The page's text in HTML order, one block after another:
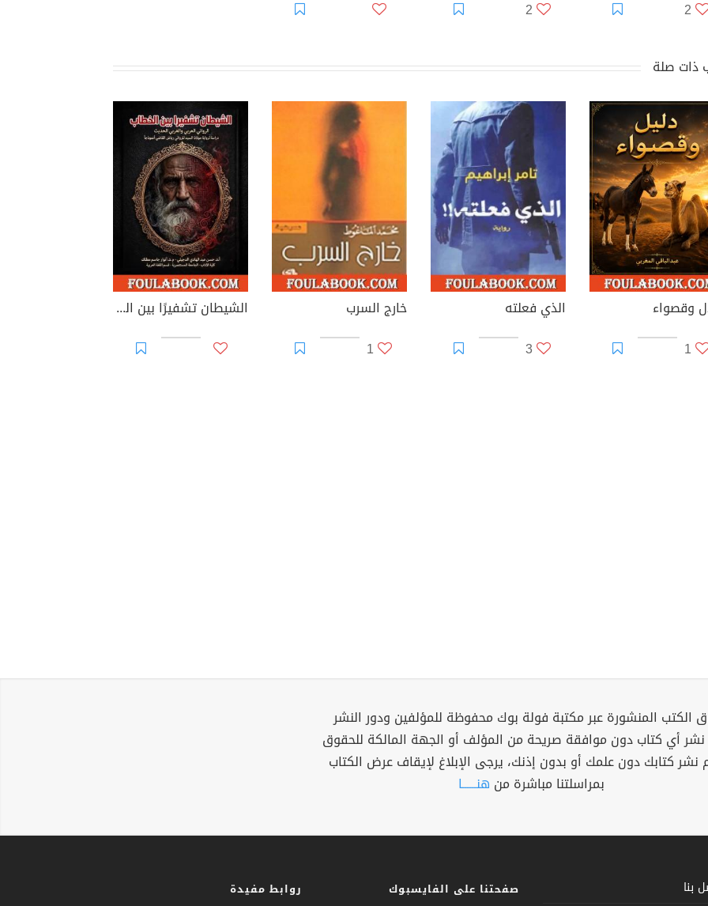
2
2
ذات صلة
وقصواء
1
الذي فعلته
3
خارج السرب
1
الشيطان تشفيرًا بين الخطاب الروائي العربي والغربي الحديث
الكتب المنشورة عبر مكتبة فولة بوك محفوظة للمؤلفين ودور النشر
نشر أي كتاب دون موافقة صريحة من المؤلف أو الجهة المالكة للحقوق
نشر كتابك دون علمك أو بدون إذنك، يرجى الإبلاغ لإيقاف عرض الكتاب
بمراسلتنا مباشرة من هنــــــا
بنا صفحتنا على الفايسبوك روابط مفيدة